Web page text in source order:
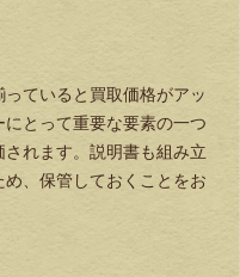
ていると買取価格がアッ
とって重要な要素の一つ
れます。説明書も組み立
、保管しておくことをお